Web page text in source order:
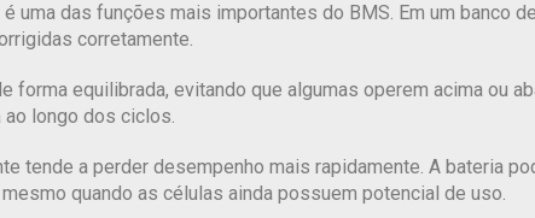
uma das funções mais importantes do BMS. Em um banco
corretamente.
forma equilibrada, evitando que algumas operem acima ou
ao longo dos ciclos.
tende a perder desempenho mais rapidamente. A bateria
quando as células ainda possuem potencial de uso.